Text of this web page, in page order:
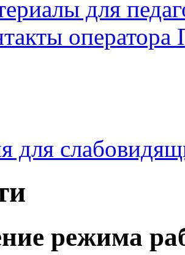
для
оператора
для
режима